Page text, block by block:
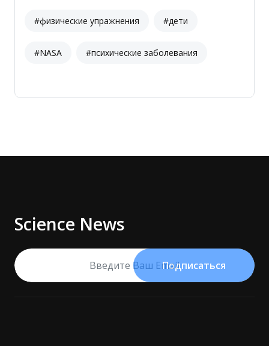
#физические упражнения #дети
#NASA #психические заболевания
Science News
Подписаться